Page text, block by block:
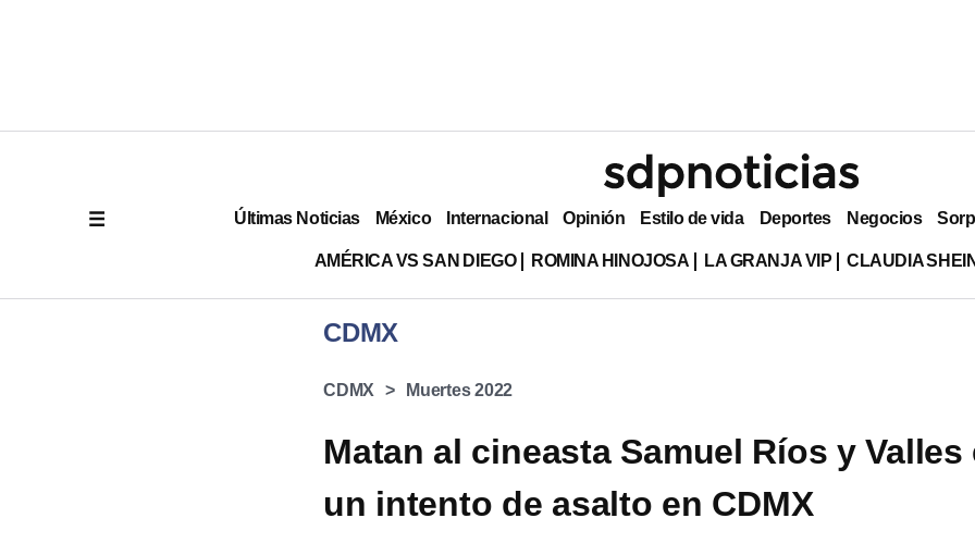
Últimas Noticias México Internacional Opinión Estilo de vida Deportes Negocios
AMÉRICA VS SAN DIEGO ROMINA HINOJOSA LA GRANJA VIP CLAUDIA
CDMX
CDMX Muertes 2022
Matan al cineasta Samuel Ríos y Valles
un intento de asalto en CDMX